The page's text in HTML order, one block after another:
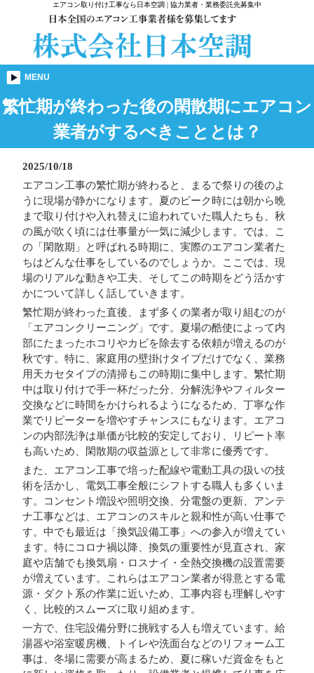
エアコン取り付け工事なら日本空調 | 協力業者・業務委託先募集中
MENU
繁忙期が終わった後の閑散期にエアコン
業者がするべきこととは？
2025/10/18
エアコン工事の繁忙期が終わると、まるで祭りの後のよ
うに現場が静かになります。夏のピーク時には朝から晩
まで取り付けや入れ替えに追われていた職人たちも、秋
の風が吹く頃には仕事量が一気に減少します。では、こ
の「閑散期」と呼ばれる時期に、実際のエアコン業者た
ちはどんな仕事をしているのでしょうか。ここでは、現
場のリアルな動きや工夫、そしてこの時期をどう活かす
かについて詳しく話していきます。
繁忙期が終わった直後、まず多くの業者が取り組むのが
「エアコンクリーニング」です。夏場の酷使によって内
部にたまったホコリやカビを除去する依頼が増えるのが
秋です。特に、家庭用の壁掛けタイプだけでなく、業務
用天カセタイプの清掃もこの時期に集中します。繁忙期
中は取り付けで手一杯だった分、分解洗浄やフィルター
交換などに時間をかけられるようになるため、丁寧な作
業でリピーターを増やすチャンスにもなります。エアコ
ンの内部洗浄は単価が比較的安定しており、リピート率
も高いため、閑散期の収益源として非常に優秀です。
また、エアコン工事で培った配線や電動工具の扱いの技
術を活かし、電気工事全般にシフトする職人も多くいま
す。コンセント増設や照明交換、分電盤の更新、アンテ
ナ工事などは、エアコンのスキルと親和性が高い仕事で
す。中でも最近は「換気設備工事」への参入が増えてい
ます。特にコロナ禍以降、換気の重要性が見直され、家
庭や店舗でも換気扇・ロスナイ・全熱交換機の設置需要
が増えています。これらはエアコン業者が得意とする電
源・ダクト系の作業に近いため、工事内容も理解しやす
く、比較的スムーズに取り組めます。
一方で、住宅設備分野に挑戦する人も増えています。給
湯器や浴室暖房機、トイレや洗面台などのリフォーム工
事は、冬場に需要が高まるため、夏に稼いだ資金をもと